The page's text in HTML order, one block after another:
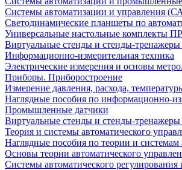
Системы автоматизации и управления
Светодинамические планшеты по
Универсальные настольные комплекты
Виртуальные стенды и стенды-тренажеры
Информационно-измерительная техника
Электрические измерения и основы
Приборы. Приборостроение
Измерение давления, расхода,
Наглядные пособия по информационно-
Промышленные датчики
Виртуальные стенды и стенды-
Теория и системы автоматического
Наглядные пособия по теории и системам
Основы теории автоматического
Системы автоматического регулирования